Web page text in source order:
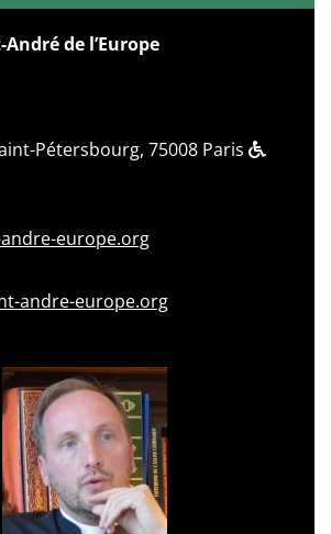
de l’Europe
Pétersbourg, 75008 Paris
europe.org
andre-europe.org